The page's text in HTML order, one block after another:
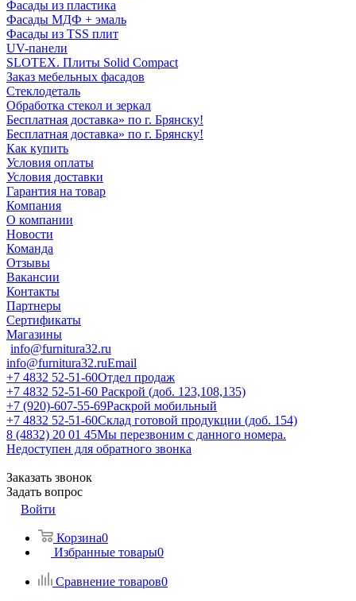
Фасады из пластика
Фасады МДФ + эмаль
Фасады из TSS плит
UV-панели
SLOTEX. Плиты Solid Compact
Заказ мебельных фасадов
Стеклодеталь
Обработка стекол и зеркал
Бесплатная доставка» по г. Брянску!
Бесплатная доставка» по г. Брянску!
Как купить
Условия оплаты
Условия доставки
Гарантия на товар
Компания
О компании
Новости
Команда
Отзывы
Вакансии
Контакты
Партнеры
Сертификаты
Магазины
info@furnitura32.ru
info@furnitura32.ruEmail
+7 4832 52-51-60Отдел продаж
+7 4832 52-51-60 Раскрой (доб. 123,108,135)
+7 (920)-607-55-69Раскрой мобильный
+7 4832 52-51-60Склад готовой продукции (доб. 154)
8 (4832) 20 01 45Мы перезвоним с данного номера.
Недоступен для обратного звонка
Заказать звонок
Задать вопрос
Войти
Корзина0
Избранные товары0
Сравнение товаров0